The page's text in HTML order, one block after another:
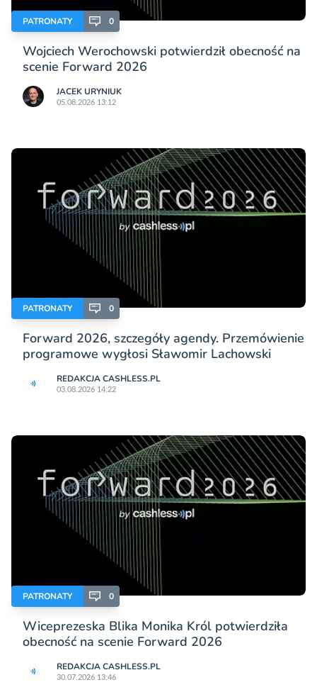
PATRONATY 0
Wojciech Werochowski potwierdził obecność na
scenie Forward 2026
JACEK URYNIUK
05.08.2026 13:12
PATRONATY 0
Forward 2026, szczegóły agendy. Przemówienie
programowe wygłosi Sławomir Lachowski
REDAKCJA CASHLESS.PL
03.08.2026 14:22
PATRONATY 0
Wiceprezeska Blika Monika Król potwierdziła
obecność na scenie Forward 2026
REDAKCJA CASHLESS.PL
30.07.2026 13:46